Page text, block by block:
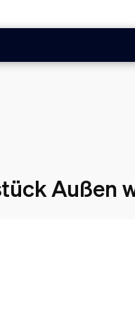
Außen